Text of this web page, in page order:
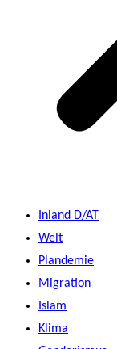
Inland D/AT
Welt
Plandemie
Migration
Islam
Klima